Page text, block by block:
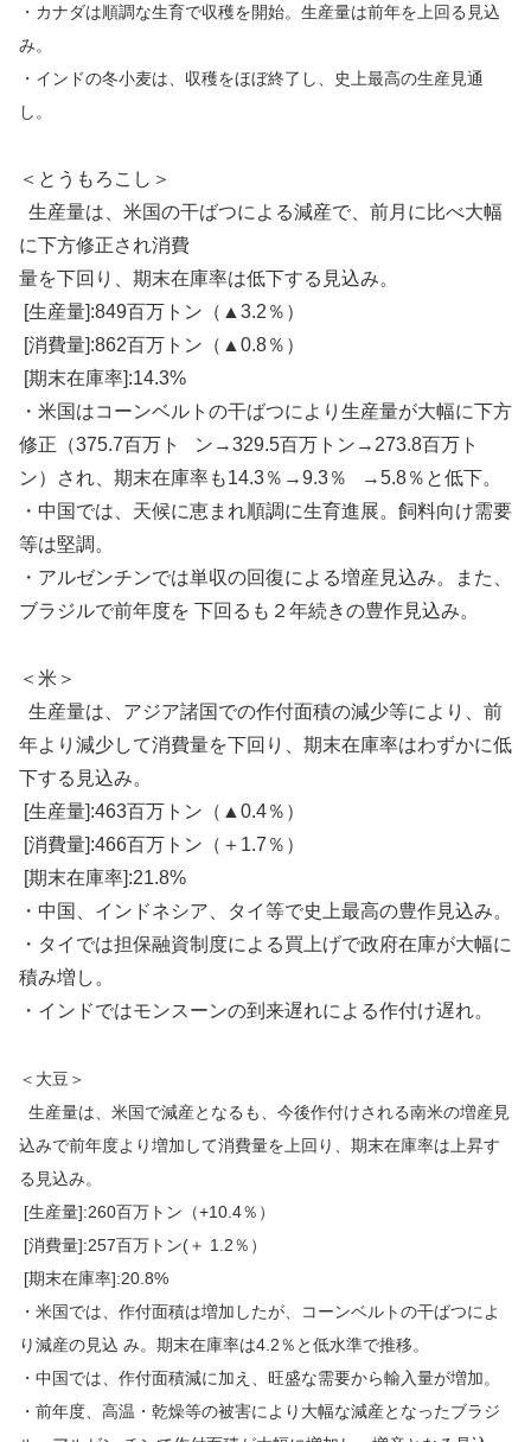
・カナダは順調な生育で収穫を開始。生産量は前年を上回る見込
み。
・インドの冬小麦は、収穫をほぼ終了し、史上最高の生産見通
し。
＜とうもろこし＞
生産量は、米国の干ばつによる減産で、前月に比べ大幅
に下方修正され消費
量を下回り、期末在庫率は低下する見込み。
[生産量]:849百万トン（▲3.2％）
[消費量]:862百万トン（▲0.8％）
[期末在庫率]:14.3%
・米国はコーンベルトの干ばつにより生産量が大幅に下方
修正（375.7百万ト ン→329.5百万トン→273.8百万ト
ン）され、期末在庫率も14.3％→9.3％ →5.8％と低下。
・中国では、天候に恵まれ順調に生育進展。飼料向け需要
等は堅調。
・アルゼンチンでは単収の回復による増産見込み。また、
ブラジルで前年度を 下回るも２年続きの豊作見込み。
＜米＞
生産量は、アジア諸国での作付面積の減少等により、前
年より減少して消費量を下回り、期末在庫率はわずかに低
下する見込み。
[生産量]:463百万トン（▲0.4％）
[消費量]:466百万トン（＋1.7％）
[期末在庫率]:21.8%
・中国、インドネシア、タイ等で史上最高の豊作見込み。
・タイでは担保融資制度による買上げで政府在庫が大幅に
積み増し。
・インドではモンスーンの到来遅れによる作付け遅れ。
＜大豆＞
生産量は、米国で減産となるも、今後作付けされる南米の増産見
込みで前年度より増加して消費量を上回り、期末在庫率は上昇す
る見込み。
[生産量]:260百万トン（+10.4％）
[消費量]:257百万トン(＋ 1.2％）
[期末在庫率]:20.8%
・米国では、作付面積は増加したが、コーンベルトの干ばつによ
り減産の見込 み。期末在庫率は4.2％と低水準で推移。
・中国では、作付面積減に加え、旺盛な需要から輸入量が増加。
・前年度、高温・乾燥等の被害により大幅な減産となったブラジ